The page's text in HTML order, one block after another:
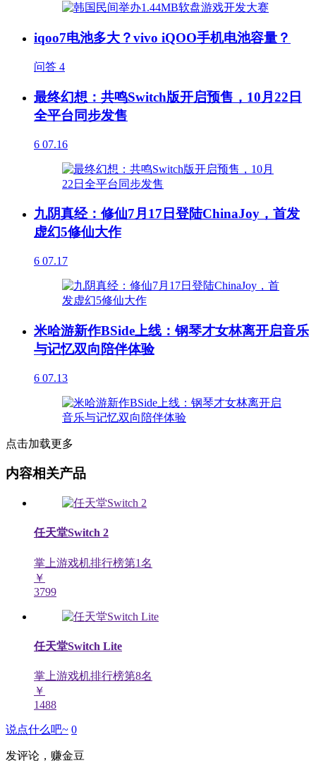
iqoo7电池多大？vivo iQOO手机电池容量？
问答 4
最终幻想：共鸣Switch版开启预售，10月22日
全平台同步发售
6 07.16
九阴真经：修仙7月17日登陆ChinaJoy，首发
虚幻5修仙大作
6 07.17
米哈游新作BSide上线：钢琴才女林离开启音乐
与记忆双向陪伴体验
6 07.13
点击加载更多
内容相关产品
任天堂Switch 2
掌上游戏机排行榜第1名
￥
3799
任天堂Switch Lite
掌上游戏机排行榜第8名
￥
1488
说点什么吧~ 0
发评论，赚金豆